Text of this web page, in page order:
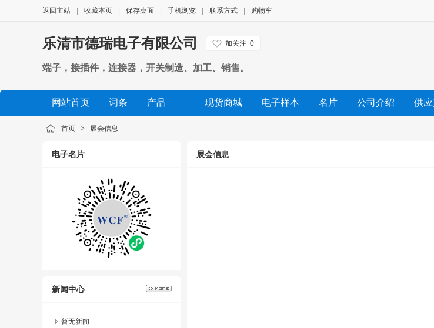
返回主站 收藏本页 保存桌面 手机浏览 联系方式 购物车
乐清市德瑞电子有限公司 加关注 0
端子，接插件，连接器，开关制造、加工、销售。
网站首页 词条 产品 现货商城 电子样本 名片 公司介绍 供
公司相册 品牌展示
首页 > 展会信息
电子名片
新闻中心
暂无新闻
展会信息